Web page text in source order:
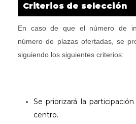
Criterios de selección
En caso de que el número de
número de plazas ofertadas, se
siguiendo los siguientes criterios:
Se priorizará la
centro.